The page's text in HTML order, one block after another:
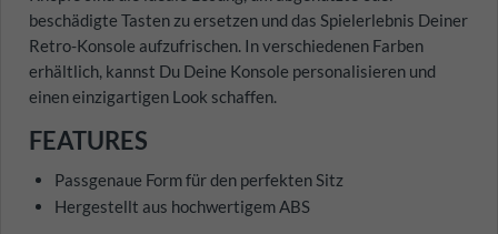
beschädigte Tasten zu ersetzen und das Spielerlebnis Deiner
Retro-Konsole aufzufrischen. In verschiedenen Farben
erhältlich, kannst Du Deine Konsole personalisieren und
einen einzigartigen Look schaffen.
FEATURES
Passgenaue Form für den perfekten Sitz
Hergestellt aus hochwertigem ABS